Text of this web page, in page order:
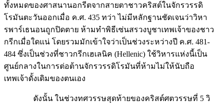
ทั้งหมดของศาสนานอกรีตจากสายตาชาวคริสต์ในจักรวรรดิ
โรมันตะวันออกเมื่อ ค.ศ. 435 ทว่า ไม่มีหลักฐานชัดเจนว่าวิหา
รพาร์เธนอนถูกปิดตาย ห้ามทำพิธีเซ่นสรวงบูชาเทพเจ้าของชาว
กรีกเมื่อใดแน่ โดยรวมมักเข้าใจว่าเป็นช่วงระหว่างปี ค.ศ. 481-
484 ซึ่งเป็นช่วงที่ชาวกรีกเฮเลนิค (Hellenic) ใช้วิหารแห่งนี้เป็น
ศูนย์กลางในการต่อต้านจักรวรรดิโรมันที่ห้ามไม่ให้นับถือ
เทพเจ้าดั้งเดิมของตนเอง
ดังนั้น ในช่วงทศวรรษสุดท้ายของคริสต์ศตวรรษที่ 5 วิ